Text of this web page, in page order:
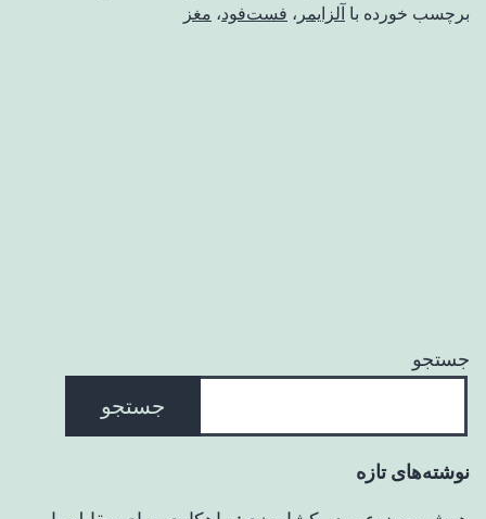
برچسب خورده با آلزایمر ، فست‌فود، مغز
جستجو
جستجو
نوشته‌های تازه